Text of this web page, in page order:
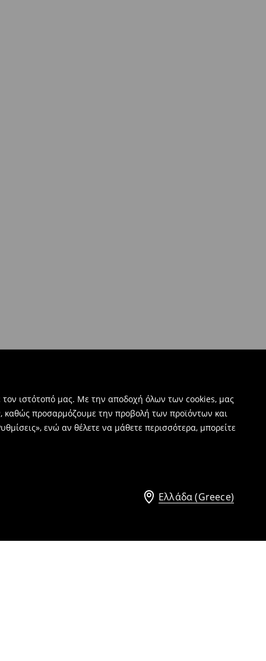
τον ιστότοπό μας. Με την αποδοχή όλων των cookies, μας
καθώς προσαρμόζουμε την προβολή των προϊόντων και
ενώ αν θέλετε να μάθετε περισσότερα, μπορείτε
Ελλάδα (Greece)